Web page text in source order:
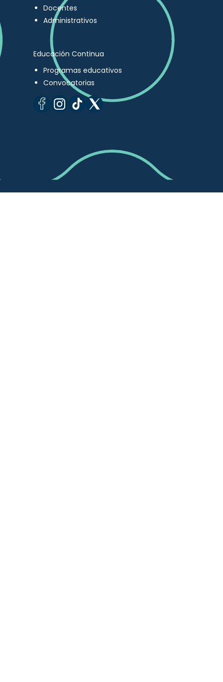
Docentes
Administrativos
Educación Continua
Programas educativos
Convocatorias